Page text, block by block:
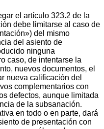
el artículo 323.2 de la
debe limitarse al caso de
del mismo
del asiento de
ninguna
caso, de intentarse la
nuevos documentos, el
nueva calificación del
complementarios con
defectos, aunque limitada
de la subsanación.
en todo o en parte, dará
de presentación con